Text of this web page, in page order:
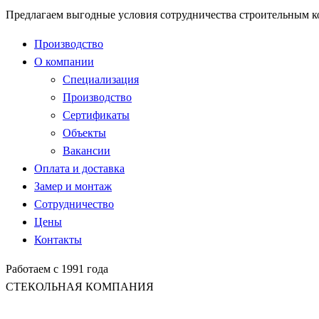
Предлагаем выгодные условия сотрудничества строительным
Производство
О компании
Специализация
Производство
Сертификаты
Объекты
Вакансии
Оплата и доставка
Замер и монтаж
Сотрудничество
Цены
Контакты
Работаем с 1991 года
СТЕКОЛЬНАЯ КОМПАНИЯ